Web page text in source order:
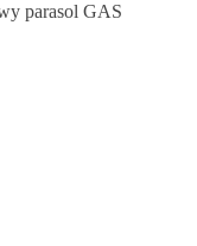
parasol GAS